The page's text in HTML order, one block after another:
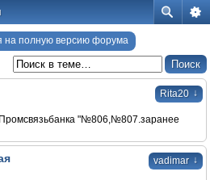
на полную версию форума
Rita20 ↓
"№806,№807.заранее
vadimar ↓